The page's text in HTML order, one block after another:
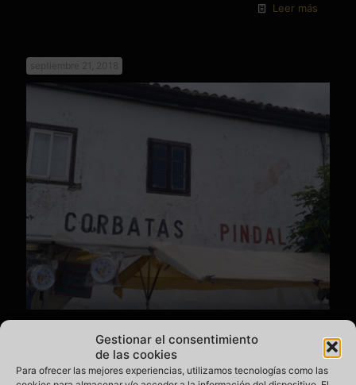
Gestionar el consentimiento
de las cookies
Para ofrecer las mejores experiencias, utilizamos tecnologías como las
Leer más
septiembre 21, 2018
Rótulo original de Corbatas Pindal
Las Corbatas de Unquera son un producto típico de
Cantabria hecho con Hojaldre. Y entre los pioneros están